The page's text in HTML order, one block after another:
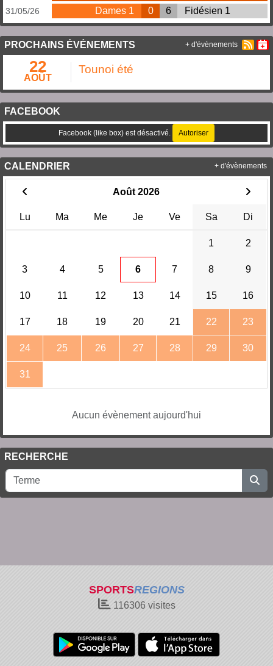
31/05/26 Dames 1 0 6 Fidésien 1
PROCHAINS ÉVÉNEMENTS
22
AOÛT
Tounoi été
+ d'évènements
FACEBOOK
Facebook (like box) est désactivé. Autoriser
CALENDRIER
Août 2026
Lu Ma Me Je Ve Sa Di
1 2
3 4 5 6 7 8 9
10 11 12 13 14 15 16
17 18 19 20 21 22 23
24 25 26 27 28 29 30
31
Aucun évènement aujourd'hui
+ d'évènements
RECHERCHE
SPORTSREGIONS
116306 visites